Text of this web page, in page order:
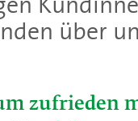
über
zufrieden